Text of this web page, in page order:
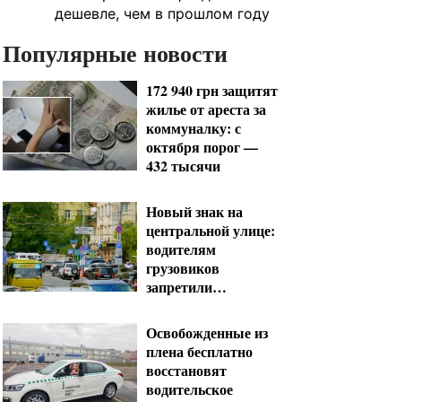
дешевле, чем в прошлом году
Популярные новости
172 940 грн защитят
жилье от ареста за
коммуналку: с
октября порог —
432 тысячи
Новый знак на
центральной улице:
водителям
грузовиков
запретили
до 680 грн
Освобожденные из
плена бесплатно
восстановят
водительское